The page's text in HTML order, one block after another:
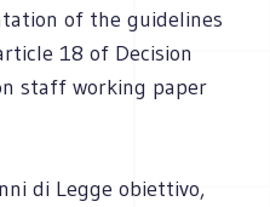
of the guidelines
18 of Decision
staff working paper
di Legge obiettivo,